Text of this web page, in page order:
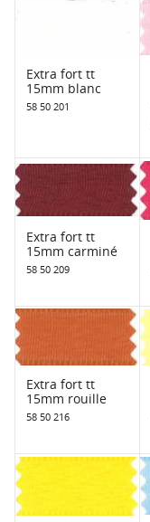
Extra fort tt
15mm blanc
58 50 201
Extra fort tt
15mm carminé
58 50 209
Extra fort tt
15mm rouille
58 50 216